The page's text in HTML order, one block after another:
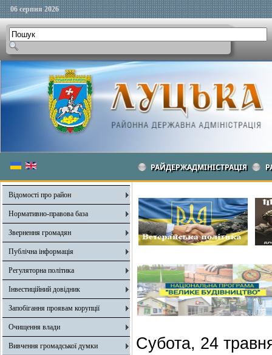
06 серпня 2026
РАЙДЕРЖАДМІНІСТРАЦІЯ
Відомості про район
Нормативно-правова база
Звернення громадян
Публічна інформація
Регуляторна політика
Інвестиційний довідник
Запобігання проявам корупції
Очищення влади
Вивчення громадської думки Субота, 24